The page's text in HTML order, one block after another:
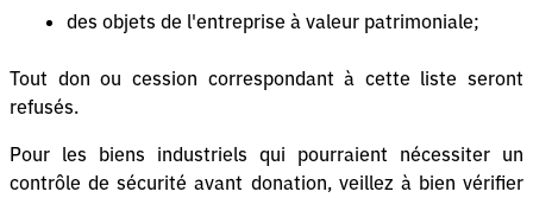
des objets de l'entreprise à valeur patrimoniale;
Tout don ou cession correspondant à cette liste seront
refusés.
Pour les biens industriels qui pourraient nécessiter un
contrôle de sécurité avant donation, veillez à bien vérifier